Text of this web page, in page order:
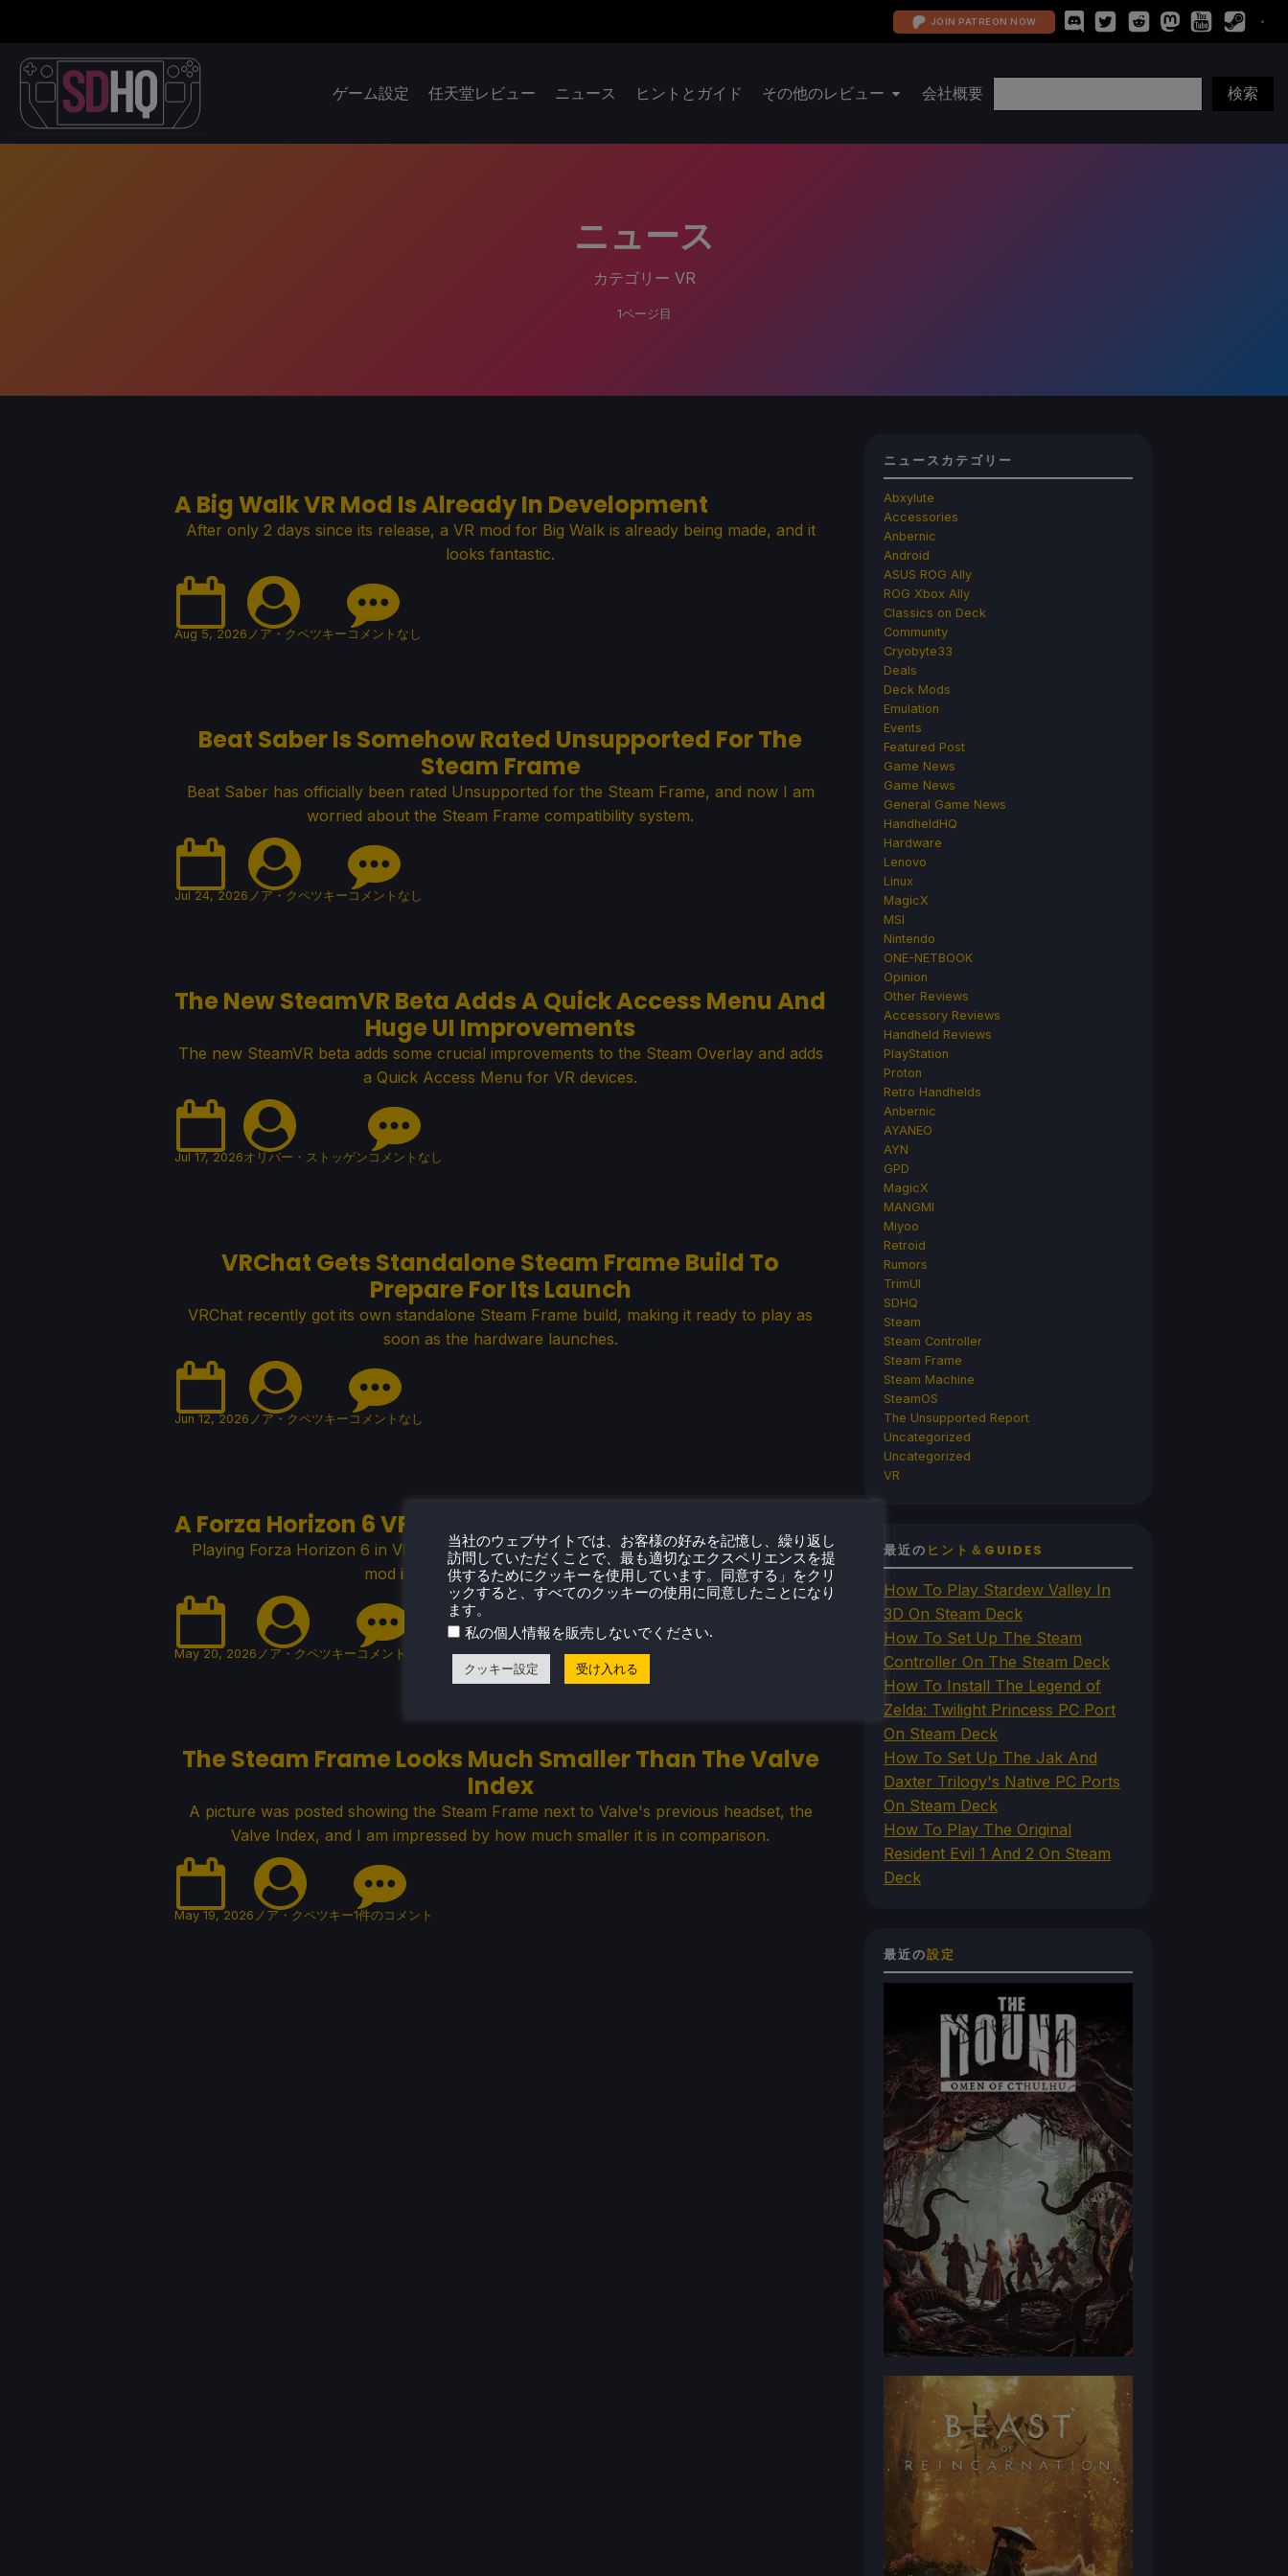
JOIN PATREON NOW
ゲーム設定 任天堂レビュー ニュース ヒントとガイド その他のレビュー 会社概要
ニュース
カテゴリー VR
1ページ目
A Big Walk VR Mod Is Already In Development
After only 2 days since its release, a VR mod for Big Walk is already being made, and it
looks fantastic.
Aug 5, 2026 ノア・クペツキー コメントなし
Beat Saber Is Somehow Rated Unsupported For The
Steam Frame
Beat Saber has officially been rated Unsupported for the Steam Frame, and now I am
worried about the Steam Frame compatibility system.
Jul 24, 2026 ノア・クペツキー コメントなし
The New SteamVR Beta Adds A Quick Access Menu And
Huge UI Improvements
The new SteamVR beta adds some crucial improvements to the Steam Overlay and adds
a Quick Access Menu for VR devices.
Jul 17, 2026オリバー・ストッゲン コメントなし
VRChat Gets Standalone Steam Frame Build To
Prepare For Its Launch
VRChat recently got its own standalone Steam Frame build, making it ready to play as
soon as the hardware launches.
Jun 12, 2026 ノア・クペツキー コメントなし
A Forza Horizon 6 VR Mod Is On The Way
Playing Forza Horizon 6 in VR sounds awesome, and it looks like a community-made
mod is on the way to make it happen.
May 20, 2026 ノア・クペツキー コメントなし
The Steam Frame Looks Much Smaller Than The Valve
Index
A picture was posted showing the Steam Frame next to Valve's previous headset, the
Valve Index, and I am impressed by how much smaller it is in comparison.
May 19, 2026 ノア・クペツキー1件のコメント
ニュースカテゴリー
Abxylute
Accessories
Anbernic
Android
ASUS ROG Ally
ROG Xbox Ally
Classics on Deck
Community
Cryobyte33
Deals
Deck Mods
Emulation
Events
Featured Post
Game News
Game News
General Game News
HandheldHQ
Hardware
Lenovo
Linux
MagicX
MSI
Nintendo
ONE-NETBOOK
Opinion
Other Reviews
Accessory Reviews
Handheld Reviews
PlayStation
Proton
Retro Handhelds
Anbernic
AYANEO
AYN
GPD
MagicX
MANGMI
Miyoo
Retroid
Rumors
TrimUI
SDHQ
Steam
Steam Controller
Steam Frame
Steam Machine
SteamOS
The Unsupported Report
Uncategorized
Uncategorized
VR
最近の ヒント＆GUIDES
How To Play Stardew Valley In
3D On Steam Deck
How To Set Up The Steam
Controller On The Steam Deck
How To Install The Legend of
Zelda: Twilight Princess PC Port
On Steam Deck
How To Set Up The Jak And
Daxter Trilogy's Native PC Ports
On Steam Deck
How To Play The Original
Resident Evil 1 And 2 On Steam
Deck
最近の設定
当社のウェブサイトでは、お客様の好みを記憶し、繰り返し
訪問していただくことで、最も適切なエクスペリエンスを提
供するためにクッキーを使用しています。同意する」をクリ
ックすると、すべてのクッキーの使用に同意したことになり
ます。
私の個人情報を販売しないでください.
クッキー設定 受け入れる